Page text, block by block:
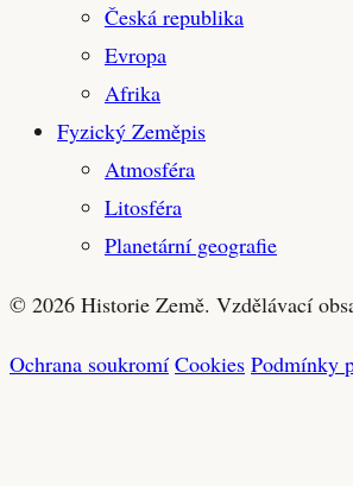
Česká republika
Evropa
Afrika
Fyzický Zeměpis
Atmosféra
Litosféra
Planetární geografie
© 2026 Historie Země. Vzdělávací
Ochrana soukromí Cookies Podmínky